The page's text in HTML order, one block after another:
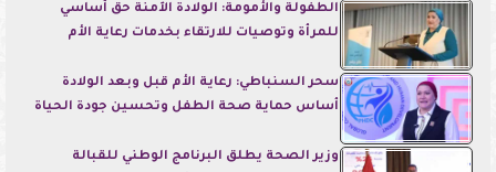
الطفولة والأمومة: الولادة الآمنة حق أساسي
للمرأة وتوصيات للارتقاء بخدمات رعاية الأم
سحر السنباطي: رعاية الأم قبل وبعد الولادة
أساس حماية صحة الطفل وتحسين جودة الحياة
وزير الصحة يطلق البرنامج الوطني للقبالة